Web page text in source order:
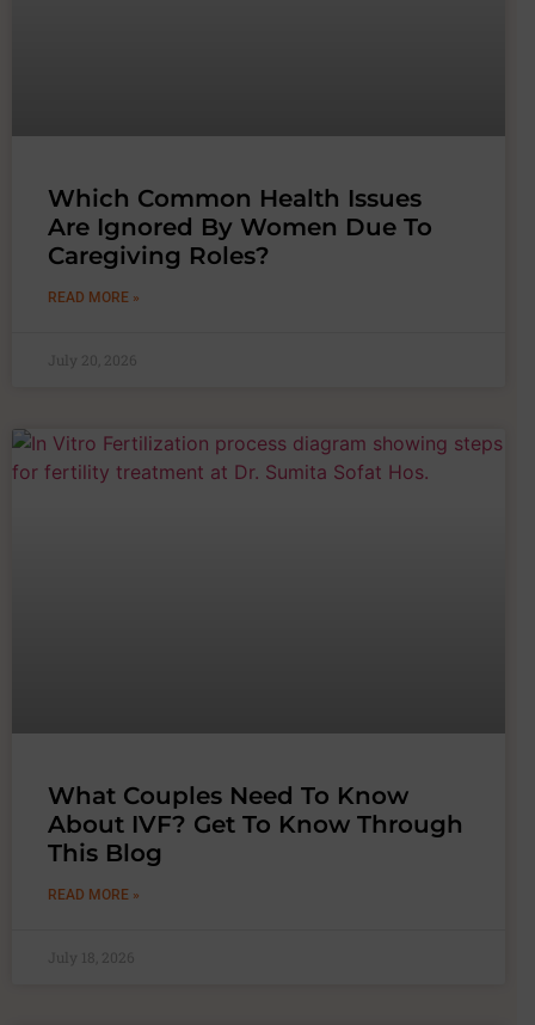
Which Common Health Issues
Are Ignored By Women Due To
Caregiving Roles?
READ MORE »
July 20, 2026
What Couples Need To Know
About IVF? Get To Know Through
This Blog
READ MORE »
July 18, 2026